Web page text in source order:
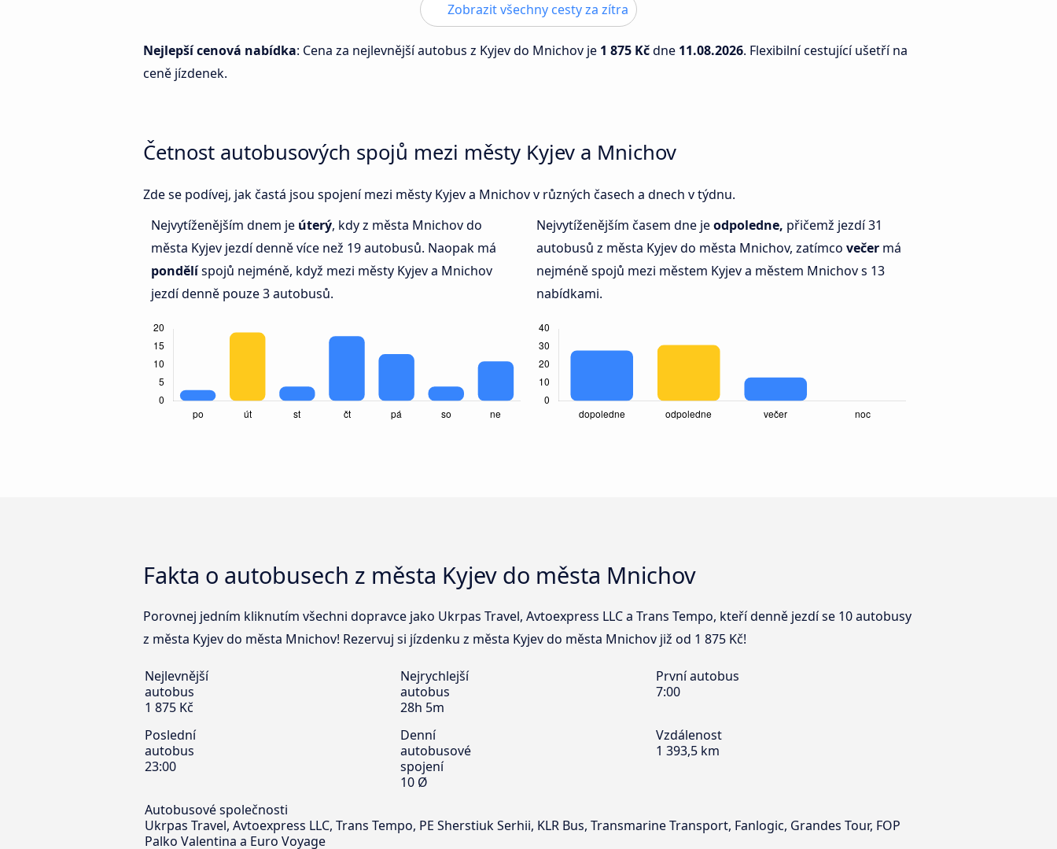
Zobrazit všechny cesty za zítra
Nejlepší cenová nabídka: Cena za nejlevnější autobus z Kyjev do Mnichov je 1 875 Kčdne 11.08.2026. Flexibilní cestující ušetří na
ceně jízdenek.
Četnost autobusových spojů mezi městy Kyjev a Mnichov
Zde se podívej, jak častá jsou spojení mezi městy Kyjev a Mnichov v různých časech a dnech v týdnu.
Nejvytíženějším dnem je úterý, kdy z města Mnichov do
města Kyjev jezdí denně více než 19 autobusů. Naopak má
pondělíspojů nejméně, když mezi městy Kyjev a Mnichov
jezdí denně pouze 3 autobusů.
Nejvytíženějším časem dne jeodpoledne, přičemž jezdí 31
autobusů z města Kyjev do města Mnichov, zatímco večer má
nejméně spojů mezi městem Kyjev a městem Mnichov s 13
nabídkami.
Fakta o autobusech z města Kyjev do města Mnichov
Porovnej jedním kliknutím všechni dopravce jako Ukrpas Travel, Avtoexpress LLC a Trans Tempo, kteří denně jezdí se 10 autobusy
z města Kyjev do města Mnichov! Rezervuj si jízdenku z města Kyjev do města Mnichov již od 1 875 Kč!
Nejlevnější
autobus
1 875 Kč
Nejrychlejší
autobus
28h 5m
První autobus
7:00
Poslední
autobus
23:00
Denní
autobusové
spojení
10 Ø
Vzdálenost
1 393,5 km
Autobusové společnosti
Ukrpas Travel, Avtoexpress LLC, Trans Tempo, PE Sherstiuk Serhii, KLR Bus, Transmarine Transport, Fanlogic, Grandes Tour, FOP
Palko Valentina a Euro Voyage